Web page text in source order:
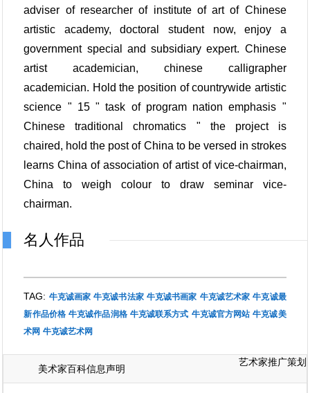
adviser of researcher of institute of art of Chinese
artistic academy, doctoral student now, enjoy a
government special and subsidiary expert. Chinese
artist academician, chinese calligrapher
academician. Hold the position of countrywide artistic
science " 15 " task of program nation emphasis "
Chinese traditional chromatics " the project is
chaired, hold the post of China to be versed in strokes
learns China of association of artist of vice-chairman,
China to weigh colour to draw seminar vice-
chairman.
名人作品
TAG: 牛克诚画家 牛克诚书法家 牛克诚书画家 牛克诚艺术家 牛克诚最
新作品价格 牛克诚作品润格 牛克诚联系方式 牛克诚官方网站 牛克诚美
术网 牛克诚艺术网
美术家百科信息声明
艺术家推广策划